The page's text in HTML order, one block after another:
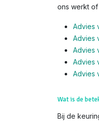
ons werkt of
Advies
Advies
Advies
Advies
Advies
Wat is de
Bij de